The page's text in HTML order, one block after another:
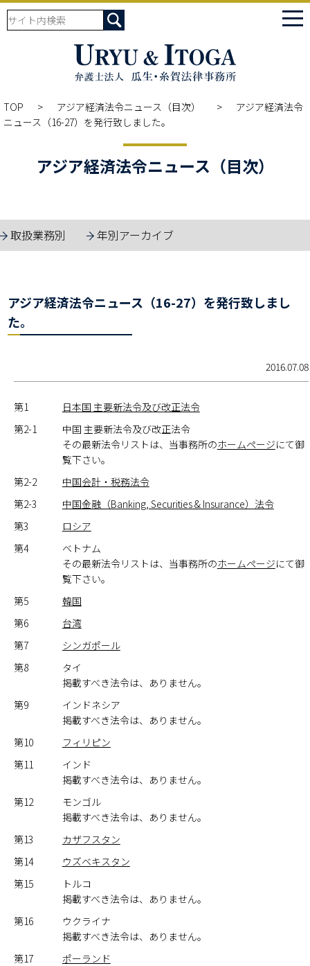
TOP アジア経済法令ニュース（目次）
アジア経済法令
ニュース（16-27）を発行致しました。
アジア経済法令ニュース（目次）
取扱業務別 年別アーカイブ
アジア経済法令ニュース（16-27）を発行致しまし
た。
2016.07.08
第1
日本国 主要新法令及び改正法令
第2-1
中国 主要新法令及び改正法令
その最新法令リストは、当事務所のホームページにて御
覧下さい。
第2-2
中国会計・税務法令
第2-3
中国金融（Banking, Securities & Insurance）法令
第3
ロシア
第4
ベトナム
その最新法令リストは、当事務所のホームページにて御
覧下さい。
第5
韓国
第6
台湾
第7
シンガポール
第8
タイ
掲載すべき法令は、ありません。
第9
インドネシア
掲載すべき法令は、ありません。
第10
フィリピン
第11
インド
掲載すべき法令は、ありません。
第12
モンゴル
掲載すべき法令は、ありません。
第13
カザフスタン
第14
ウズベキスタン
第15
トルコ
掲載すべき法令は、ありません。
第16
ウクライナ
掲載すべき法令は、ありません。
第17
ポーランド